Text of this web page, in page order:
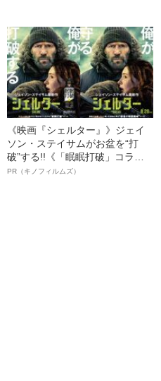
《映画『シェルター』》ジェイ
ソン・ステイサムがお盆を“打
破”する!!《「眠眠打破」コラ
ボ》
PR（キノフィルムズ）